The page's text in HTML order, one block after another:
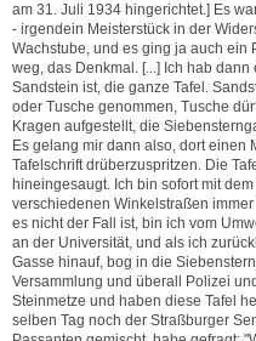
am 31. Juli 1934 hingerichtet.] Es
- irgendein Meisterstück in der
Wachstube, und es ging ja auch ein
weg, das Denkmal. [...] Ich hab
Sandstein ist, die ganze Tafel.
oder Tusche genommen, Tusche
Kragen aufgestellt, die
Es gelang mir dann also, dort einen
Tafelschrift drüberzuspritzen. Die
hineingesaugt. Ich bin sofort mit
verschiedenen Winkelstraßen
es nicht der Fall ist, bin ich vom
an der Universität, und als ich
Gasse hinauf, bog in die
Versammlung und überall Polizei
Steinmetze und haben diese Tafel
selben Tag noch der Straßburger